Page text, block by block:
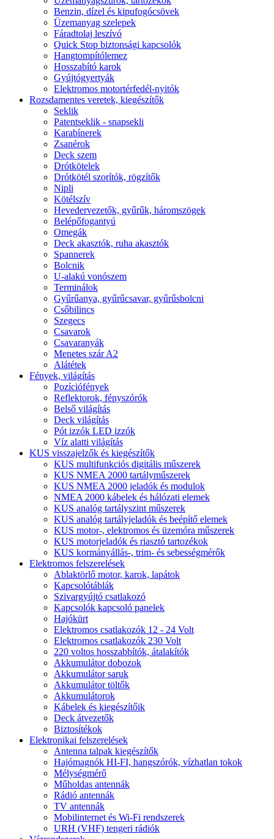
Benzin, dízel és kipufogócsövek
Üzemanyag szelepek
Fáradtolaj leszívó
Quick Stop biztonsági kapcsolók
Hangtompítólemez
Hosszabító karok
Gyújtógyertyák
Elektromos motortérfedél-nyitók
Rozsdamentes veretek, kiegészítők
Seklik
Patentseklik - snapsekli
Karabínerek
Zsanérok
Deck szem
Drótkötelek
Drótkötél szorítók, rögzítők
Nipli
Kötélszív
Hevedervezetők, gyűrűk, háromszögek
Belépőfogantyú
Omegák
Deck akasztók, ruha akasztók
Spannerek
Bolcnik
U-alakú vonószem
Terminálok
Gyűrűanya, gyűrűcsavar, gyűrűsbolcni
Csőbilincs
Szegecs
Csavarok
Csavaranyák
Menetes szár A2
Alátétek
Fények, világítás
Pozíciófények
Reflektorok, fényszórók
Belső világítás
Deck világítás
Pót izzók LED izzók
Víz alatti világítás
KUS visszajelzők és kiegészítők
KUS multifunkciós digitális műszerek
KUS NMEA 2000 tartályműszerek
KUS NMEA 2000 jeladók és modulok
NMEA 2000 kábelek és hálózati elemek
KUS analóg tartályszint műszerek
KUS analóg tartályjeladók és beépítő elemek
KUS motor-, elektromos és üzemóra műszerek
KUS motorjeladók és riasztó tartozékok
KUS kormányállás-, trim- és sebességmérők
Elektromos felszerelések
Ablaktörlő motor, karok, lapátok
Kapcsolótáblák
Szivargyújtó csatlakozó
Kapcsolók kapcsoló panelek
Hajókürt
Elektromos csatlakozók 12 - 24 Volt
Elektromos csatlakozók 230 Volt
220 voltos hosszabbítók, átalakítók
Akkumulátor dobozok
Akkumulátor saruk
Akkumulátor töltők
Akkumulátorok
Kábelek és kiegészítőik
Deck átvezetők
Biztosítékok
Elektronikai felszerelések
Antenna talpak kiegészítők
Hajómagnók HI-FI, hangszórók, vízhatlan tokok
Mélységmérő
Műholdas antennák
Rádió antennák
TV antennák
Mobilinternet és Wi-Fi rendszerek
URH (VHF) tengeri rádiók